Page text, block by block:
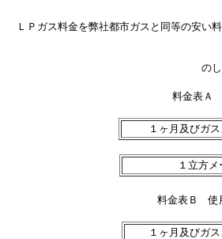
ＬＰガス料金を弊社都市ガスと同等の安い
の
料金表Ａ
１ヶ月及びガ
１立方メ
料金表Ｂ 使
１ヶ月及びガ